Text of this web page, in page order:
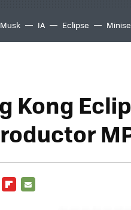
IA Eclipse
Kong